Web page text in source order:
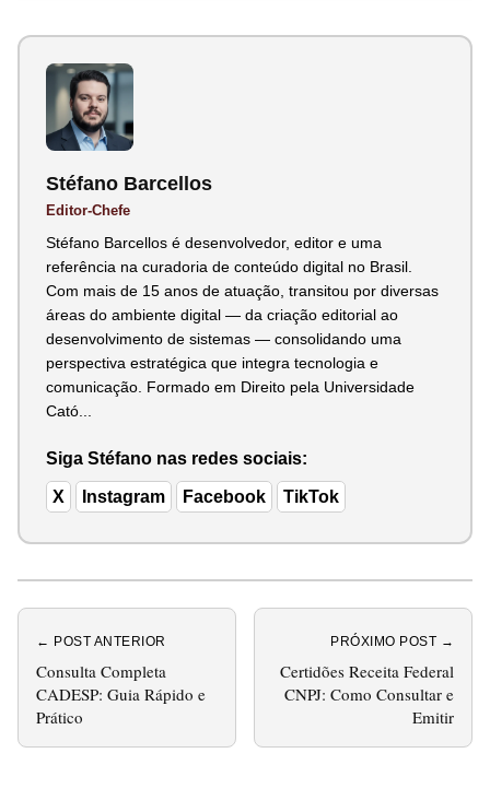
Stéfano Barcellos
Editor-Chefe
Stéfano Barcellos é desenvolvedor, editor e uma
referência na curadoria de conteúdo digital no Brasil.
Com mais de 15 anos de atuação, transitou por diversas
áreas do ambiente digital — da criação editorial ao
desenvolvimento de sistemas — consolidando uma
perspectiva estratégica que integra tecnologia e
comunicação. Formado em Direito pela Universidade
Cató...
Siga Stéfano nas redes sociais:
X Instagram Facebook TikTok
← POST ANTERIOR
Consulta Completa
CADESP: Guia Rápido e
Prático
PRÓXIMO POST →
Certidões Receita Federal
CNPJ: Como Consultar e
Emitir